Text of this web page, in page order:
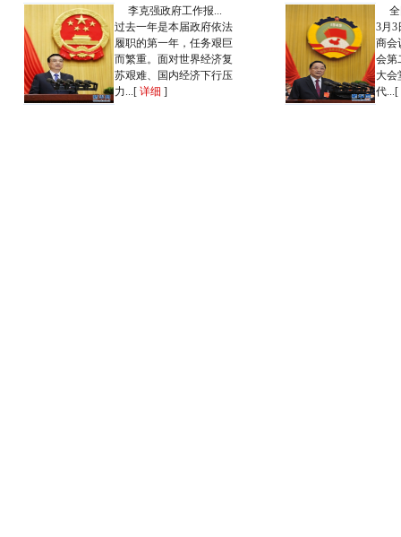
李克强政府工作报...
过去一年是本届政府依法
履职的第一年，任务艰巨
而繁重。面对世界经济复
苏艰难、国内经济下行压
力...[ 详细 ]
3月3
商会
会第
大会
代...[